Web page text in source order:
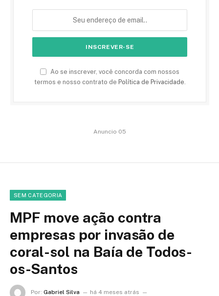
Ao se inscrever, você concorda com nossos
termos e nosso contrato de Política de Privacidade
Anuncio 05
SEM CATEGORIA
MPF move ação contra
empresas por invasão de
coral-sol na Baía de Todos-
os-Santos
Por: Gabriel Silva
há 4 meses atrás